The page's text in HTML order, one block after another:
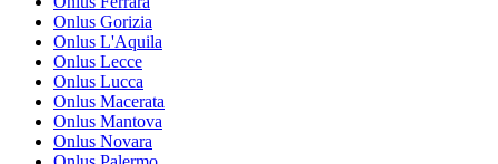
Onlus Gorizia
Onlus L'Aquila
Onlus Lecce
Onlus Lucca
Onlus Macerata
Onlus Mantova
Onlus Novara